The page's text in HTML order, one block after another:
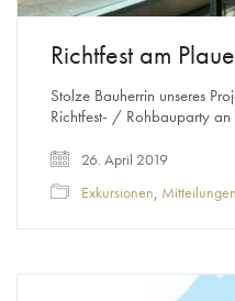
Richtfest am
Stolze Bauherrin unseres
Richtfest- / Rohbauparty
26. April 2019
Exkursionen, Mitteilungen